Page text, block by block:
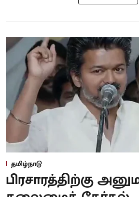
தமிழ்நாடு
பிரசாரத்திற்கு